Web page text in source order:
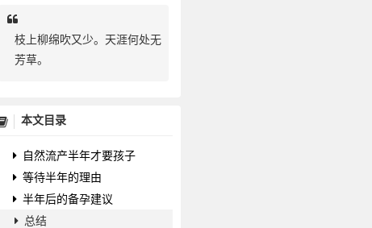
枝上柳绵吹又少。天涯何处无
芳草。
本文目录
自然流产半年才要孩子
等待半年的理由
半年后的备孕建议
总结